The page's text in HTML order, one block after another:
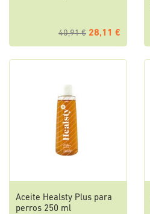
40,91 € 28,11 €
Aceite Healsty Plus para
perros 250 ml